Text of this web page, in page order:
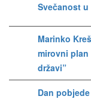
Svečanost
Marinko
mirovni plan
državi”
Dan